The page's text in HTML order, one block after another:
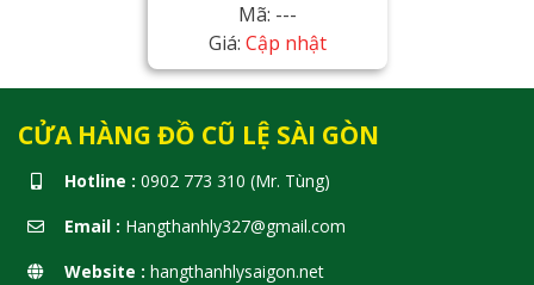
Mã: ---
Giá: Cập nhật
CỬA HÀNG ĐỒ CŨ LỆ SÀI GÒN
Hotline : 0902 773 310 (Mr. Tùng)
Email : Hangthanhly327@gmail.com
Website : hangthanhlysaigon.net